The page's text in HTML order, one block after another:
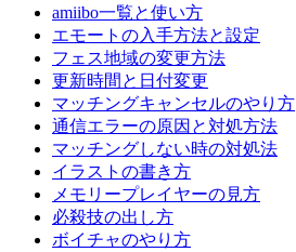
amiibo一覧と使い方
エモートの入手方法と設定
フェス地域の変更方法
更新時間と日付変更
マッチングキャンセルのやり方
通信エラーの原因と対処方法
マッチングしない時の対処法
イラストの書き方
メモリープレイヤーの見方
必殺技の出し方
ボイチャのやり方